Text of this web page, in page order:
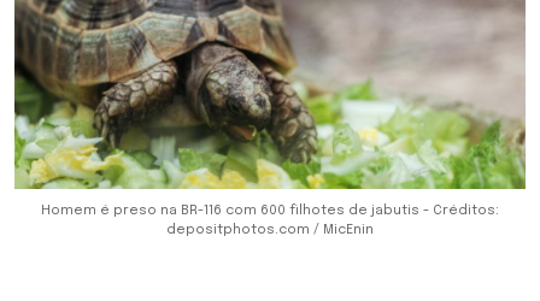
Homem é preso na BR-116 com 600 filhotes de jabutis - Créditos:
depositphotos.com / MicEnin